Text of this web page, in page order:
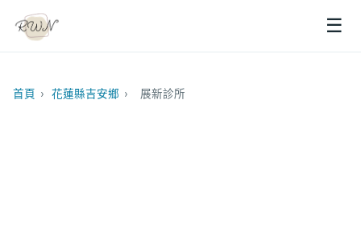
☰
首頁 › 花蓮縣吉安鄉 › 展新診所